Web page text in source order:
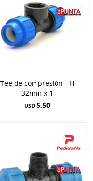
Tee de compresión - H
32mm x 1
USD 5,50